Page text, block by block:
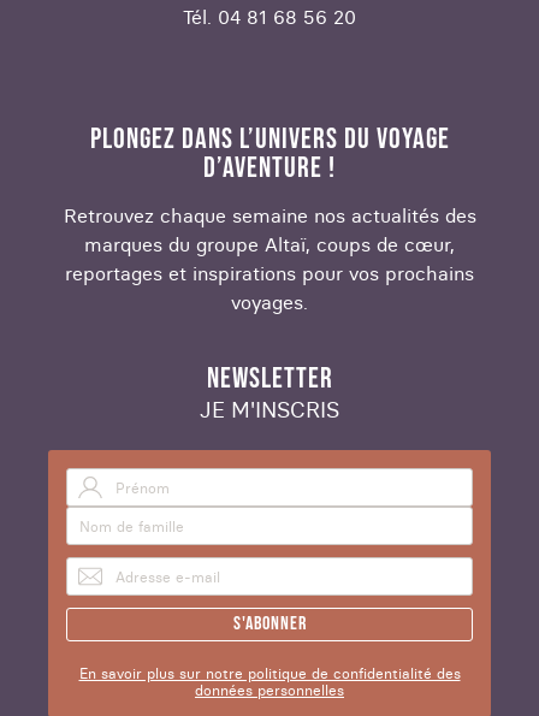
Tél. 04 81 68 56 20
PLONGEZ DANS L’UNIVERS DU VOYAGE
D’AVENTURE !
Retrouvez chaque semaine nos actualités des
marques du groupe Altaï, coups de cœur,
reportages et inspirations pour vos prochains
voyages.
NEWSLETTER
JE M'INSCRIS
S'abonner
En savoir plus sur notre politique de confidentialité des
données personnelles